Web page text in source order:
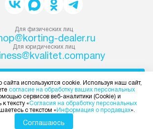
Для физических лиц
dealer.ru
Для юридических лиц
конфиденциальности
Условия продажи
Карта сайта
используются cookie. Используя наш сайт,
согласие на обработку ваших персональных
сервисов веб-аналитики (Cookie) и
тексту «Согласия на обработку персональных
с текстом « Информация о продавцах».
Соглашаюсь